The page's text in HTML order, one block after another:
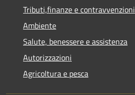
Tributi,finanze e contravvenzioni
Ambiente
Salute, benessere e assistenza
Autorizzazioni
Agricoltura e pesca